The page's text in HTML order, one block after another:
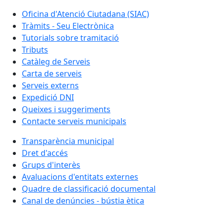
Oficina d'Atenció Ciutadana (SIAC)
Tràmits - Seu Electrònica
Tutorials sobre tramitació
Tributs
Catàleg de Serveis
Carta de serveis
Serveis externs
Expedició DNI
Queixes i suggeriments
Contacte serveis municipals
Transparència municipal
Dret d'accés
Grups d'interès
Avaluacions d'entitats externes
Quadre de classificació documental
Canal de denúncies - bústia ètica